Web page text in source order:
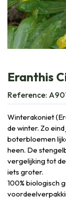
Eranthis
Reference:
Winterakoniet
de winter. Zo
boterbloemen
heen. De
vergelijking tot
iets groter.
100% biologisch